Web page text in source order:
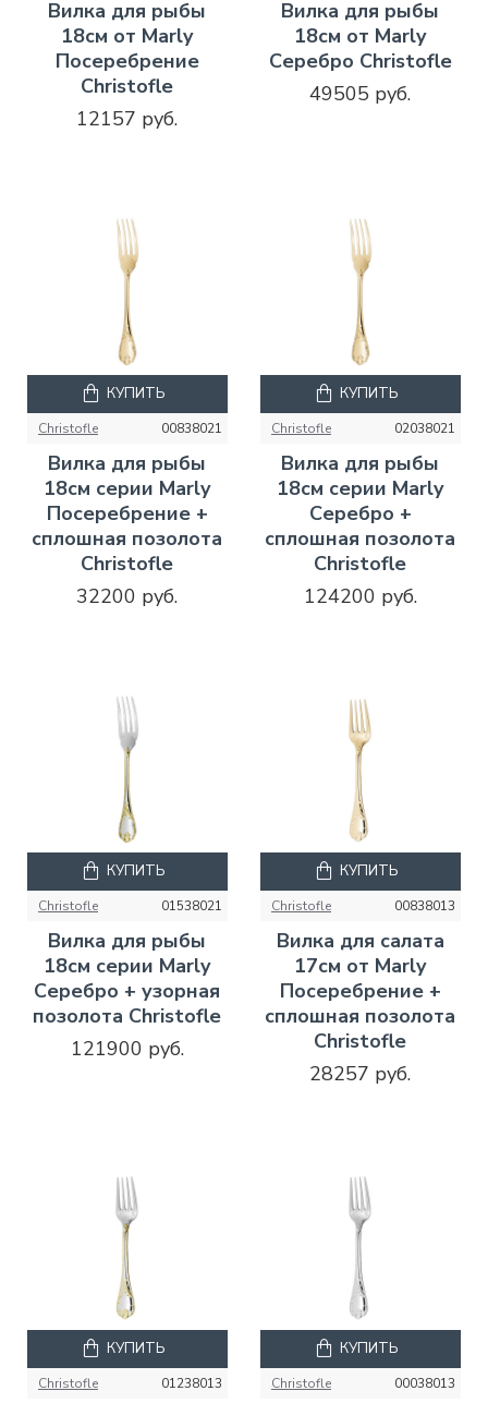
Вилка для рыбы
18см от Marly
Посеребрение
Christofle
12157 руб.
Вилка для рыбы
18см от Marly
Серебро Christofle
49505 руб.
Christofle 00838021
Вилка для рыбы
18см серии Marly
Посеребрение +
сплошная позолота
Christofle
32200 руб.
КУПИТЬ
Christofle 02038021
Вилка для рыбы
18см серии Marly
Серебро +
сплошная позолота
Christofle
124200 руб.
КУПИТЬ
Christofle 01538021
Вилка для рыбы
18см серии Marly
Серебро + узорная
позолота Christofle
121900 руб.
КУПИТЬ
Christofle 00838013
Вилка для салата
17см от Marly
Посеребрение +
сплошная позолота
Christofle
28257 руб.
КУПИТЬ
Christofle 01238013
КУПИТЬ
Christofle 00038013
КУПИТЬ